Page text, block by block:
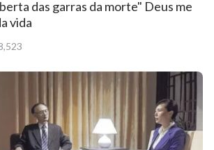
das garras da morte" Deus me
vida